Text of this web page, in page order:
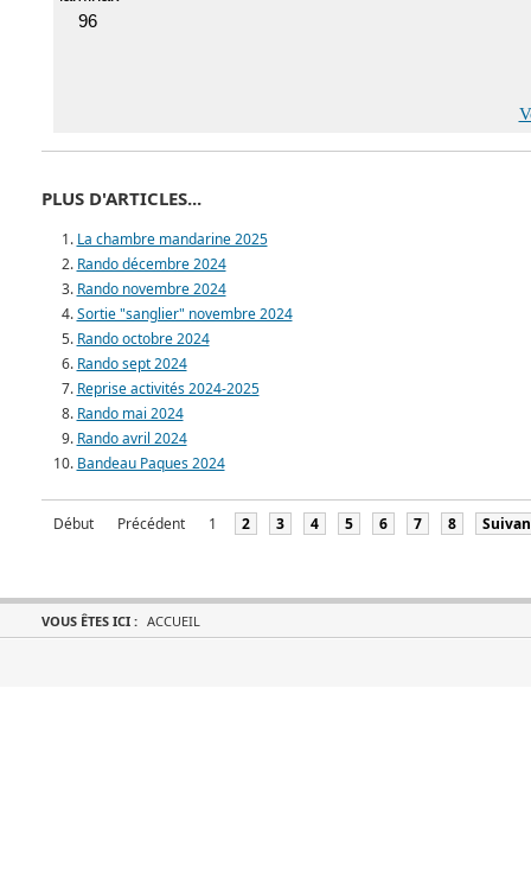
PLUS D'ARTICLES...
La chambre mandarine 2025
Rando décembre 2024
Rando novembre 2024
Sortie "sanglier" novembre 2024
Rando octobre 2024
Rando sept 2024
Reprise activités 2024-2025
Rando mai 2024
Rando avril 2024
Bandeau Paques 2024
Début Précédent 1 2 3 4 5 6 7 8
VOUS ÊTES ICI : ACCUEIL